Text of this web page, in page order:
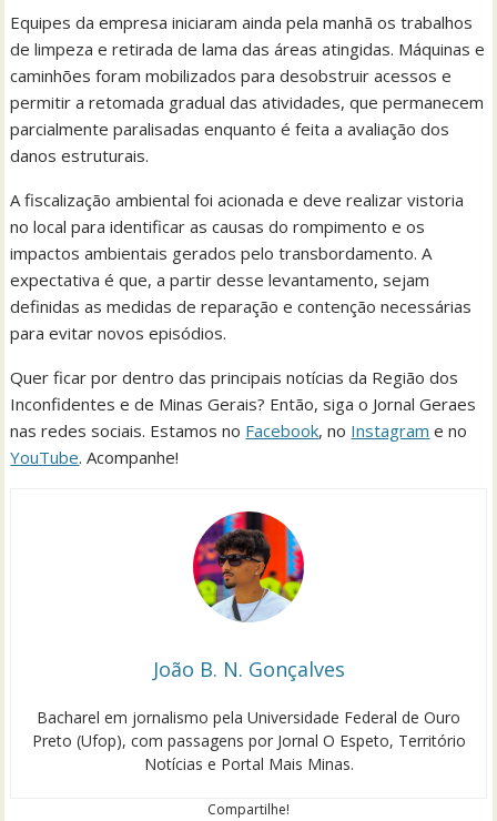
Equipes da empresa iniciaram ainda pela manhã os trabalhos
de limpeza e retirada de lama das áreas atingidas. Máquinas e
caminhões foram mobilizados para desobstruir acessos e
permitir a retomada gradual das atividades, que permanecem
parcialmente paralisadas enquanto é feita a avaliação dos
danos estruturais.
A fiscalização ambiental foi acionada e deve realizar vistoria
no local para identificar as causas do rompimento e os
impactos ambientais gerados pelo transbordamento. A
expectativa é que, a partir desse levantamento, sejam
definidas as medidas de reparação e contenção necessárias
para evitar novos episódios.
Quer ficar por dentro das principais notícias da Região dos
Inconfidentes e de Minas Gerais? Então, siga o Jornal Geraes
nas redes sociais. Estamos no Facebook, no Instagram e no
YouTube. Acompanhe!
João B. N. Gonçalves
Bacharel em jornalismo pela Universidade Federal de Ouro
Preto (Ufop), com passagens por Jornal O Espeto, Território
Notícias e Portal Mais Minas.
Compartilhe!